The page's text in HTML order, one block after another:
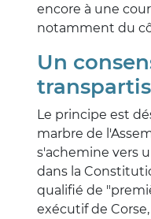
encore à une
notamment du
Un
Le principe est
marbre de
s'achemine vers
dans la
qualifié de
exécutif de